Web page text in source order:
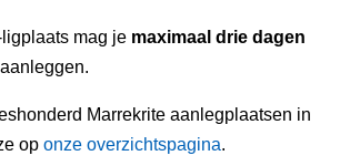
mag je maximaal drie dagen
Marrekrite aanlegplaatsen in
op onze overzichtspagina.